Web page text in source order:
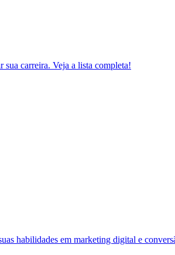
sua carreira. Veja a lista completa!
habilidades em marketing digital e